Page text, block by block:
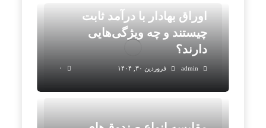
اوراق بهادار با درآمد ثابت
چیستند و چه ویژگی‌هایی
دارند؟
فروردین ۳۰, ۱۴۰۴ admin ۰